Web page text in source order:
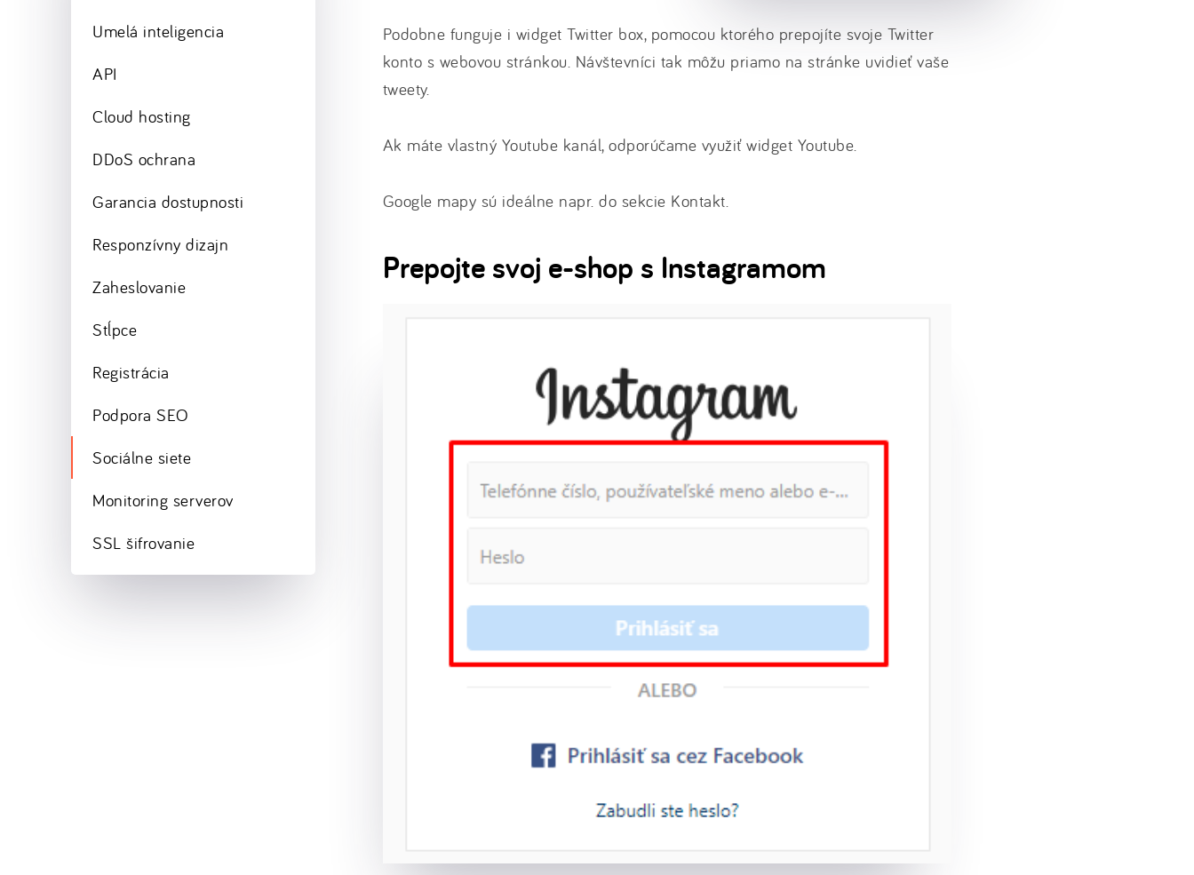
Podobne funguje i widget Twitter box, pomocou ktorého prepojíte svoje Twitter
konto s webovou stránkou. Návštevníci tak môžu priamo na stránke uvidieť vaše
tweety.
Ak máte vlastný Youtube kanál, odporúčame využiť widget Youtube.
Google mapy sú ideálne napr. do sekcie Kontakt.
Prepojte svoj e-shop s Instagramom
Umelá inteligencia
API
Cloud hosting
DDoS ochrana
Garancia dostupnosti
Responzívny dizajn
Zaheslovanie
Stĺpce
Registrácia
Podpora SEO
Sociálne siete
Monitoring serverov
SSL šifrovanie